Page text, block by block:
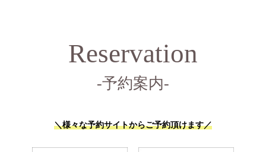
Reservation
-予約案内-
＼様々な予約サイトからご予約頂けます／